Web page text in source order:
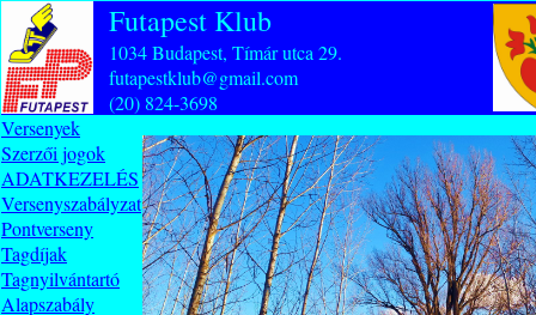
Futapest Klub
1034 Budapest, Tímár utca 29.
futapestklub@gmail.com
(20) 824-3698
Versenyek
Szerzői jogok
ADATKEZELÉS
Versenyszabályzat
Pontverseny
Tagdíjak
Tagnyilvántartó
Alapszabály